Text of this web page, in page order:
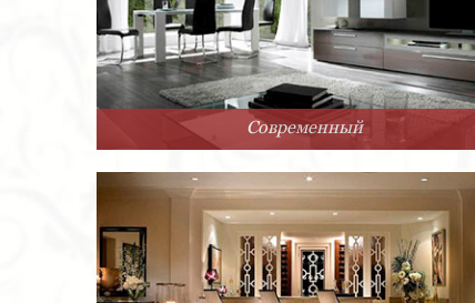
Современный